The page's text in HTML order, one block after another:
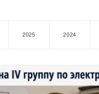
2025 2024